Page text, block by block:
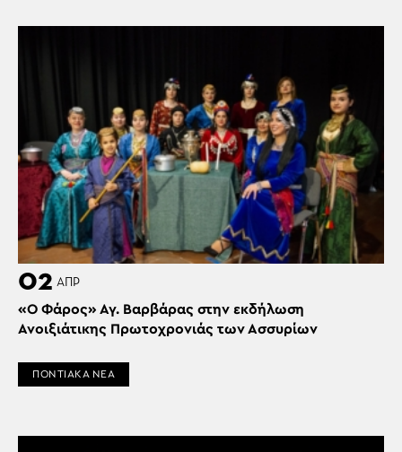
02 ΑΠΡ
«Ο Φάρος» Αγ. Βαρβάρας στην εκδήλωση
Ανοιξιάτικης Πρωτοχρονιάς των Ασσυρίων
ΠΟΝΤΙΑΚΑ ΝΕΑ